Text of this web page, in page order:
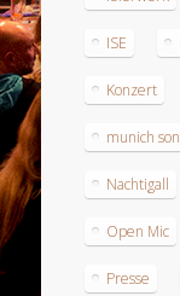
ISE
Konzert
munich
Nachtigall
Open Mic
Presse